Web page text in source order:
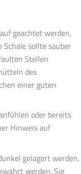
geachtet werden,
Schale sollte sauber
Stellen
des
einer guten
oder bereits
Hinweis auf
gelagert werden,
werden. Sie